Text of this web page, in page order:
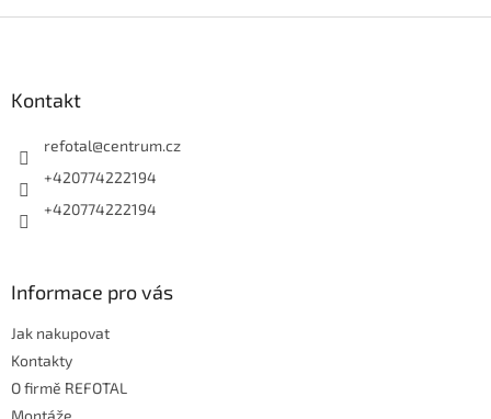
Kontakt
refotal@centrum.cz
+420774222194
+420774222194
Informace pro vás
Jak nakupovat
Kontakty
O firmě REFOTAL